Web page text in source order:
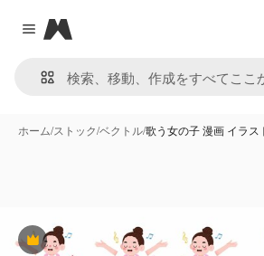
Close menu
Magnific
ホーム/ストック/ベクトル/歌う女の子 漫画 イラ
Premium